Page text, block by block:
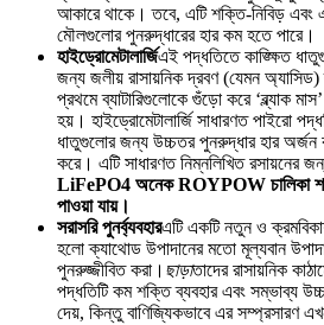
আকারে থাকে। তবে, এটি শক্তি-নিবিড় এবং
মৌলগুলোর পুনরুদ্ধারের হার কম হতে পারে।
হাইড্রোমেটালার্জিএই পদ্ধতিতে কাঙ্ক্ষিত
জন্য জলীয় রাসায়নিক দ্রবণ (যেমন
প্রথমে ব্যাটারিগুলোকে গুঁড়ো করে ‘ব্ল্যাক
হয়। হাইড্রোমেটালার্জি সাধারণত পাইরো
ধাতুগুলোর জন্য উচ্চতর পুনরুদ্ধার হার অর্জন
করে। এটি সাধারণত নিম্নলিখিত
LiFePO4 অনেক ROYPOW চালিকা
পাওয়া যায়।
সরাসরি পুনর্ব্যবহারএটি একটি নতুন ও
হলো ক্যাথোড উপাদানের মতো মূল্যবান
পুনরুজ্জীবিত করা। ছাড়াতাদের রাসায়নিক
পদ্ধতিটি কম শক্তি ব্যবহার এবং সম্ভাব্য
দেয়, কিন্তু বাণিজ্যিকভাবে এর সম্প্রসারণ